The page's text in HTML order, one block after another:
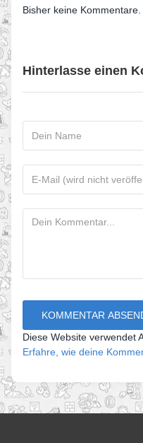
Bisher keine Kommentare.
Hinterlasse einen
Diese Website verwendet
Erfahre, wie deine